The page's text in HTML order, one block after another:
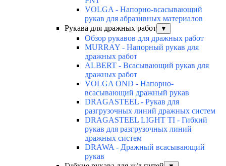
VOLGA - Напорно-всасывающий
рукав для абразивных материалов
Рукава для дражных работ
▼
Обзор рукавов для дражных работ
MURRAY - Напорный рукав для
дражных работ
ALBERT - Всасывающий рукав для
дражных работ
VOLGA OND - Напорно-
всасывающий дражный рукав
DRAGASTEEL - Рукав для
разгрузочных линий дражных систем
DRAGASTEEL LIGHT TI - Гибкий
рукав для разгрузочных линий
дражных систем
DRAWA - Дражный всасывающий
рукав